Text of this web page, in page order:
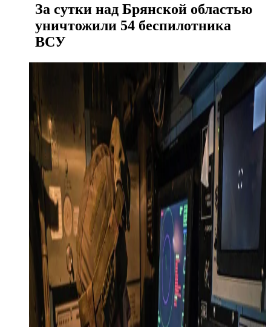
За сутки над Брянской областью
уничтожили 54 беспилотника
ВСУ